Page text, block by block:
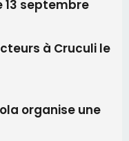
Gaspari retire